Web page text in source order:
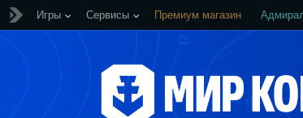
Игры Сервисы Премиум магазин